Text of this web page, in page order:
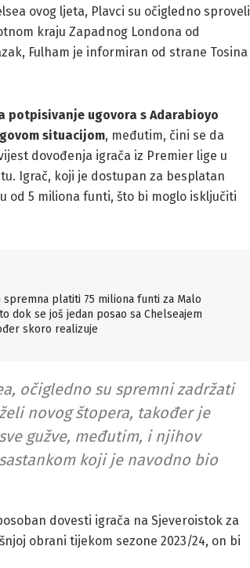
ovog ljeta, Plavci su očigledno sproveli
kraju Zapadnog Londona od
Fulham je informiran od strane Tosina
potpisivanje ugovora s Adarabioyo
situacijom, međutim, čini se da
dovođenja igrača iz Premier lige u
Igrač, koji je dostupan za besplatan
od 5 miliona funti, što bi moglo isključiti
spremna platiti 75 miliona funti za Malo
dok se još jedan posao sa Chelseajem
skoro realizuje
očigledno su spremni zadržati
novog štopera, također je
gužve, međutim, i njihov
koji je navodno bio
dovesti igrača na Sjeveroistok za
obrani tijekom sezone 2023/24, on bi